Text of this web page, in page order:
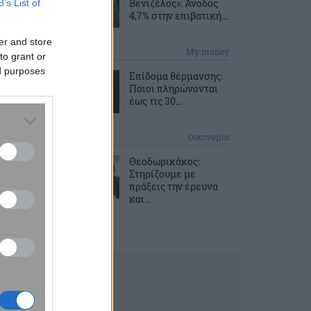
List of
and store
grant or
purposes
Βενιζέλος»: Άνοδος
4,7% στην επιβατική...
My money
Επίδομα θέρμανσης:
Ποιοι πληρώνονται
έως τις 30...
Οικονομία
Θεοδωρικάκος:
Στηρίζουμε με
πράξεις την έρευνα
και...